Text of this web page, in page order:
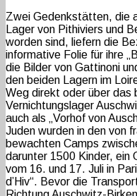
Zwei Gedenkstätten, die
Lager von Pithiviers und
worden sind, liefern die
informative Folie für ihre
die Bilder von Gattinoni
den beiden Lagern im
Weg direkt oder über das
Vernichtungslager
auch als „Vorhof von
Juden wurden in den von
bewachten Camps
darunter 1500 Kinder, ein
vom 16. und 17. Juli in
d’Hiv“. Bevor die